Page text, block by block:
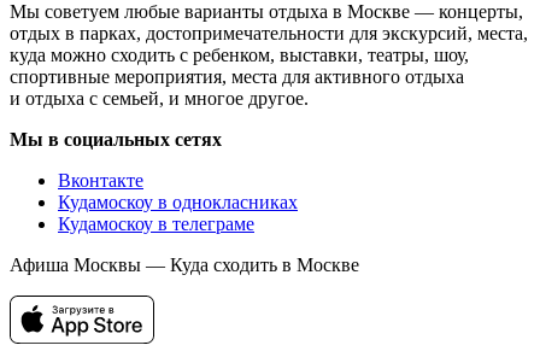
Мы советуем любые варианты отдыха в Москве — концерты,
отдых в парках, достопримечательности для экскурсий, места,
куда можно сходить с ребенком, выставки, театры, шоу,
спортивные мероприятия, места для активного отдыха
и отдыха с семьей, и многое другое.
Мы в социальных сетях
Вконтакте
Кудамоскоу в однокласниках
Кудамоскоу в телеграме
Афиша Москвы — Куда сходить в Москве